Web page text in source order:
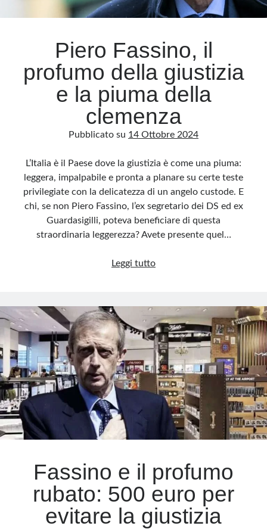
Archivio
Categorie
senza alcuna periodicità. Non può pertanto considerarsi un prodotto editoriale ai
pubblicato dai lettori nei commenti ai vari post. Saranno comunque cancellati quelli
ritenuti offensivi o lesivi dell’immagine o dell’onorabilità di terzi, di genere spam,
razzisti o che contengano dati personali non conformi al rispetto delle norme sulla
privacy. Alcune immagini inserite in questo blog sono tratte da Internet e, pertanto,
considerate di pubblico dominio. Qualora la loro pubblicazione violasse eventuali
diritti d’autore, vi invito a comunicarlo via e-mail a info[at]dinovalle.it e saranno
immediatamente rimosse. L’autore del blog non è responsabile dei siti collegati
Accedi
Feed dei contenuti
Feed dei commenti
WordPress.org
Piero Fassino, il
profumo della giustizia
e la piuma della
clemenza
Pubblicato su 14 Ottobre 2024
L’Italia è il Paese dove la giustizia è come una piuma:
leggera, impalpabile e pronta a planare su certe teste
privilegiate con la delicatezza di un angelo custode. E
chi, se non Piero Fassino, l’ex segretario dei DS ed ex
Guardasigilli, poteva beneficiare di questa
straordinaria leggerezza? Avete presente quel…
Leggi tuttoPiero
profumo
della
giustizia
e
la
piuma
della
clemenza
Fassino e il profumo
rubato: 500 euro per
evitare la giustizia